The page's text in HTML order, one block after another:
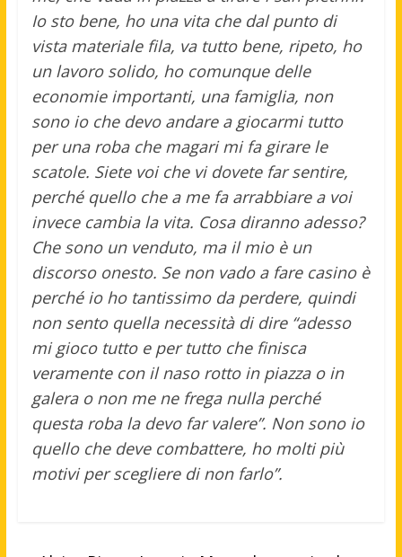
Io sto bene, ho una vita che dal punto di
vista materiale fila, va tutto bene, ripeto, ho
un lavoro solido, ho comunque delle
economie importanti, una famiglia, non
sono io che devo andare a giocarmi tutto
per una roba che magari mi fa girare le
scatole. Siete voi che vi dovete far sentire,
perché quello che a me fa arrabbiare a voi
invece cambia la vita. Cosa diranno adesso?
Che sono un venduto, ma il mio è un
discorso onesto. Se non vado a fare casino è
perché io ho tantissimo da perdere, quindi
non sento quella necessità di dire “adesso
mi gioco tutto e per tutto che finisca
veramente con il naso rotto in piazza o in
galera o non me ne frega nulla perché
questa roba la devo far valere”. Non sono io
quello che deve combattere, ho molti più
motivi per scegliere di non farlo”.